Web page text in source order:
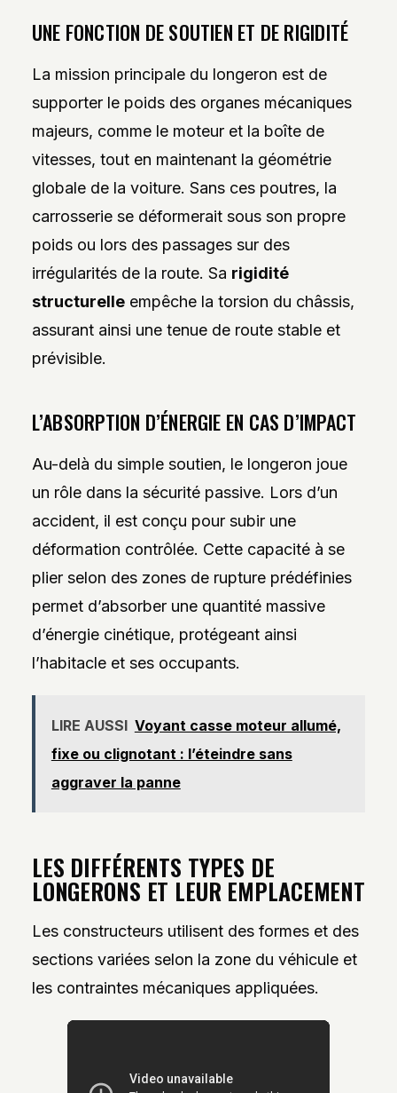
UNE FONCTION DE SOUTIEN ET DE RIGIDITÉ
La mission principale du longeron est de
supporter le poids des organes mécaniques
majeurs, comme le moteur et la boîte de
vitesses, tout en maintenant la géométrie
globale de la voiture. Sans ces poutres, la
carrosserie se déformerait sous son propre
poids ou lors des passages sur des
irrégularités de la route. Sa rigidité
structurelleempêche la torsion du châssis,
assurant ainsi une tenue de route stable et
prévisible.
L’ABSORPTION D’ÉNERGIE EN CAS D’IMPACT
Au-delà du simple soutien, le longeron joue
un rôle dans la sécurité passive. Lors d’un
accident, il est conçu pour subir une
déformation contrôlée. Cette capacité à se
plier selon des zones de rupture prédéfinies
permet d’absorber une quantité massive
d’énergie cinétique, protégeant ainsi
l’habitacle et ses occupants.
LIRE AUSSI Voyant casse moteur allumé,
fixe ou clignotant : l’éteindre sans
aggraver la panne
LES DIFFÉRENTS TYPES DE
LONGERONS ET LEUR EMPLACEMENT
Les constructeurs utilisent des formes et des
sections variées selon la zone du véhicule et
les contraintes mécaniques appliquées.